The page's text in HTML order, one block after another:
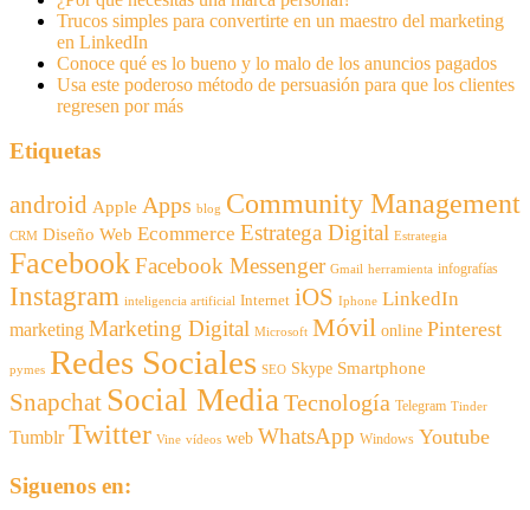
Trucos simples para convertirte en un maestro del marketing
en LinkedIn
Conoce qué es lo bueno y lo malo de los anuncios pagados
Usa este poderoso método de persuasión para que los clientes
regresen por más
Etiquetas
android Apple Apps blog Community Management
CRM Diseño Web Ecommerce Estratega Digital Estrategia
FacebookFacebook Messenger Gmail herramienta infografías
Instagram inteligencia artificial Internet iOS Iphone LinkedIn
marketing Marketing Digital Microsoft Móvil online Pinterest
pymes Redes Sociales SEO Skype Smartphone
Snapchat Social Media Tecnología Telegram Tinder
Tumblr Twitter Vine vídeos web WhatsApp Windows Youtube
Siguenos en: